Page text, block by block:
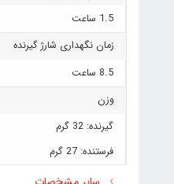
1.5 ساعت
زمان نگهداری شارژ گیرنده
8.5 ساعت
وزن
گیرنده: 32 گرم
فرستنده: 27 گرم